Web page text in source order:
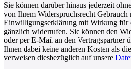
Sie können darüber hinaus jederzeit
von Ihrem Widerspruchsrecht Gebrauch
Einwilligungserklärung mit Wirkung für
gänzlich widerrufen. Sie können den
oder per E-Mail an den Vertragspartner
Ihnen dabei keine anderen Kosten als
verweisen diesbezüglich auf unsere